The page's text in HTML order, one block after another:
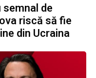
de
riscă să fie
din Ucraina